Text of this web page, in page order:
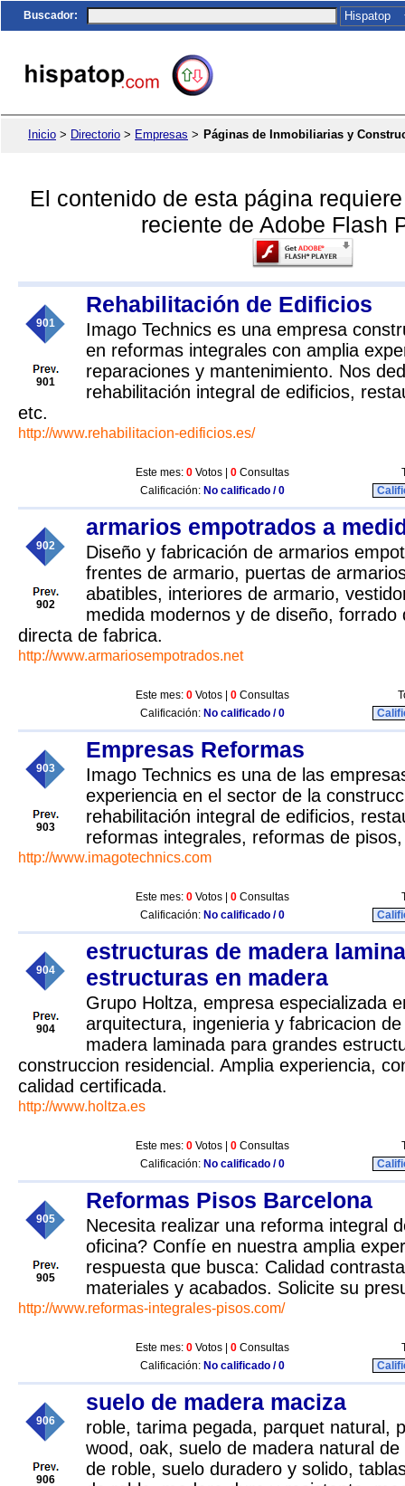
Buscador:
Inicio > Directorio > Empresas > Páginas de Inmobiliarias y
El contenido de esta página
reciente de Adobe Flash
901
901
Rehabilitación de Edificios
Imago Technics es una empresa
en reformas integrales con amplia
reparaciones y mantenimiento. Nos
rehabilitación integral de edificios,
etc.
http://www.rehabilitacion-edificios.es/
Este mes: 0 Votos | 0 Consultas
Calificación: No calificado / 0
902
902
armarios empotrados a
Diseño y fabricación de armarios
frentes de armario, puertas de
abatibles, interiores de armario,
medida modernos y de diseño, forrado
directa de fabrica.
http://www.armariosempotrados.net
Este mes: 0 Votos | 0 Consultas
Calificación: No calificado / 0
903
903
Empresas Reformas
Imago Technics es una de las
experiencia en el sector de la
rehabilitación integral de edificios,
reformas integrales, reformas de
http://www.imagotechnics.com
Este mes: 0 Votos | 0 Consultas
Calificación: No calificado / 0
904
904
estructuras de madera
estructuras en madera
Grupo Holtza, empresa especializada
arquitectura, ingenieria y fabricacion
madera laminada para grandes
construccion residencial. Amplia experiencia,
calidad certificada.
http://www.holtza.es
Este mes: 0 Votos | 0 Consultas
Calificación: No calificado / 0
905
905
Reformas Pisos Barcelona
Necesita realizar una reforma integral
oficina? Confíe en nuestra amplia
respuesta que busca: Calidad
materiales y acabados. Solicite su
http://www.reformas-integrales-pisos.com/
Este mes: 0 Votos | 0 Consultas
Calificación: No calificado / 0
906
906
suelo de madera maciza
roble, tarima pegada, parquet natural,
wood, oak, suelo de madera natural
de roble, suelo duradero y solido,